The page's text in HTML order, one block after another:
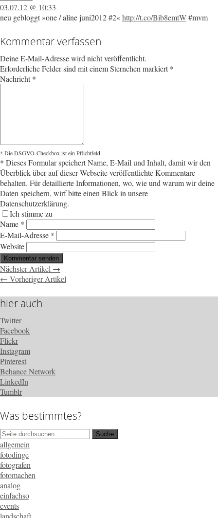
03.07.12 @ 10:33
neu gebloggt »one / aline juni2012 #2«http://t.co/Bib8emtW#mvm
Kommentar verfassen
Deine E-Mail-Adresse wird nicht veröffentlicht.
Erforderliche Felder sind mit einem Sternchen markiert*
Nachricht*
* Die DSGVO-Checkbox ist ein Pflichtfeld
* Dieses Formular speichert Name, E-Mail und Inhalt, damit wir den
Überblick über auf dieser Webseite veröffentlichte Kommentare
behalten. Für detaillierte Informationen, wo, wie und warum wir deine
Daten speichern, wirf bitte einen Blick in unsere
Datenschutzerklärung.
Ich stimme zu
Name *
E-Mail-Adresse *
Website
Nächster Artikel →
← Vorheriger Artikel
hier auch
Twitter
Facebook
Flickr
Instagram
Pinterest
Behance Network
LinkedIn
Tumblr
Was bestimmtes?
allgemein
fotodinge
fotografen
fotomachen
analog
einfachso
events
landschaft